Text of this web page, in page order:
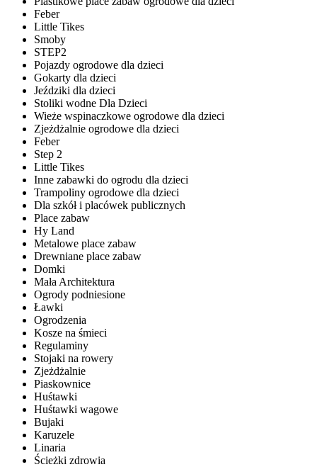
Feber
Little Tikes
Smoby
STEP2
Pojazdy ogrodowe dla dzieci
Gokarty dla dzieci
Jeździki dla dzieci
Stoliki wodne Dla Dzieci
Wieże wspinaczkowe ogrodowe dla dzieci
Zjeżdżalnie ogrodowe dla dzieci
Feber
Step 2
Little Tikes
Inne zabawki do ogrodu dla dzieci
Trampoliny ogrodowe dla dzieci
Dla szkół i placówek publicznych
Place zabaw
Hy Land
Metalowe place zabaw
Drewniane place zabaw
Domki
Mała Architektura
Ogrody podniesione
Ławki
Ogrodzenia
Kosze na śmieci
Regulaminy
Stojaki na rowery
Zjeżdżalnie
Piaskownice
Huśtawki
Huśtawki wagowe
Bujaki
Karuzele
Linaria
Ścieżki zdrowia